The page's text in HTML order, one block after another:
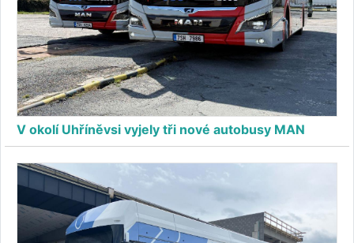
V okolí Uhříněvsi vyjely tři nové autobusy MAN